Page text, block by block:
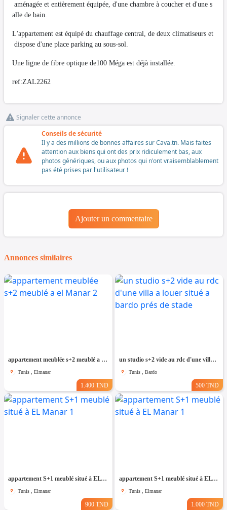
aménagée et entièrement équipée, d'une chambre à coucher et d'une s
alle de bain.
L'appartement est équipé du chauffage central, de deux climatiseurs et
dispose d'une place parking au sous-sol.
Une ligne de fibre optique de100 Méga est déjà installée.
ref:ZAL2262
Signaler cette annonce
Conseils de sécurité
Il y a des millions de bonnes affaires sur Cava.tn. Mais faites
attention aux biens qui ont des prix ridiculement bas, aux
photos génériques, ou aux photos qui n'ont vraisemblablement
pas été prises par l'utilisateur !
Ajouter un commentaire
Annonces similaires
appartement meublée s+2 meublé a el Manar 2
Tunis , Elmanar
1.400 TND
un studio s+2 vide au rdc d'une villa a louer situé a bardo prés de stade
Tunis , Bardo
500 TND
appartement S+1 meublé situé à EL Manar 1
Tunis , Elmanar
900 TND
appartement S+1 meublé situé à EL Manar 1
Tunis , Elmanar
1.000 TND